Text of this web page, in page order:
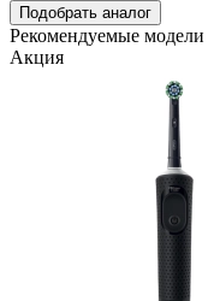
Подобрать аналог
Рекомендуемые модели
Акция